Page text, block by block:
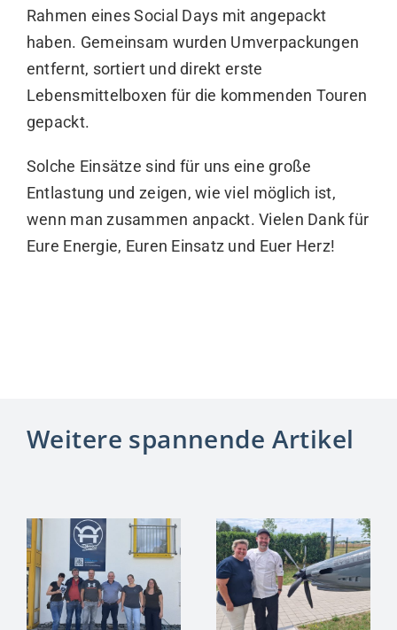
Rahmen eines Social Days mit angepackt
haben. Gemeinsam wurden Umverpackungen
entfernt, sortiert und direkt erste
Lebensmittelboxen für die kommenden Touren
gepackt.
Solche Einsätze sind für uns eine große
Entlastung und zeigen, wie viel möglich ist,
wenn man zusammen anpackt. Vielen Dank für
Eure Energie, Euren Einsatz und Euer Herz!
Weitere spannende Artikel